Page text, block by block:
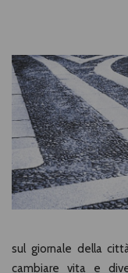
sul giornale della
cambiare vita e